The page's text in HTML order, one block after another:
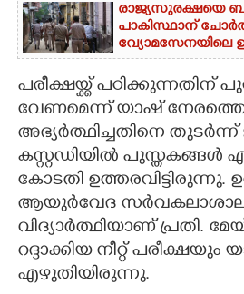
രാജ്യസുരക്ഷയെ
പാകിസ്ഥാന്
വ്യോമസേനയിലെ
പരീക്ഷയ്ക്ക് പഠിക്കുന്നതിന്
വേണമെന്ന് യാഷ്
അഭ്യർത്ഥിച്ചതിനെ
കസ്റ്റഡിയിൽ പുസ്തകങ്ങൾ
കോടതി
ആയുർവേദ
വിദ്യാർത്ഥിയാണ് പ്രതി.
റദ്ദാക്കിയ നീറ്റ് പരീക്ഷയും
എഴുതിയിരുന്നു.